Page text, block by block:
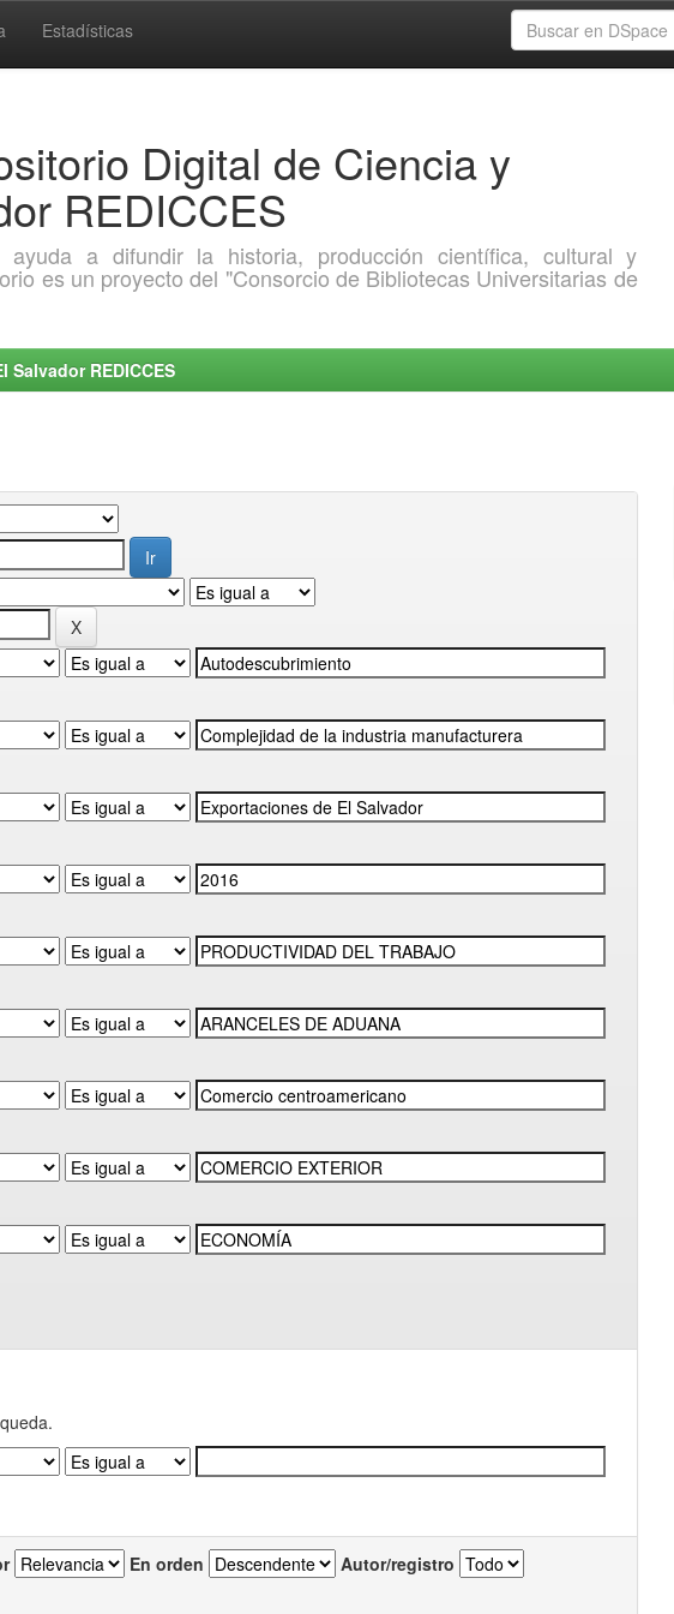
Estadísticas
Digital de Ciencia y
REDICCES
a difundir la historia, producción científica, cultural y
es un proyecto del "Consorcio de Bibliotecas Universitarias de
REDICCES
En orden Autor/registro